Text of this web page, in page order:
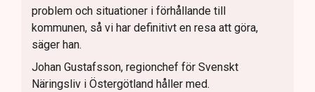
problem och situationer i förhållande till
kommunen, så vi har definitivt en resa att göra,
säger han.
Johan Gustafsson, regionchef för Svenskt
Näringsliv i Östergötland håller med.